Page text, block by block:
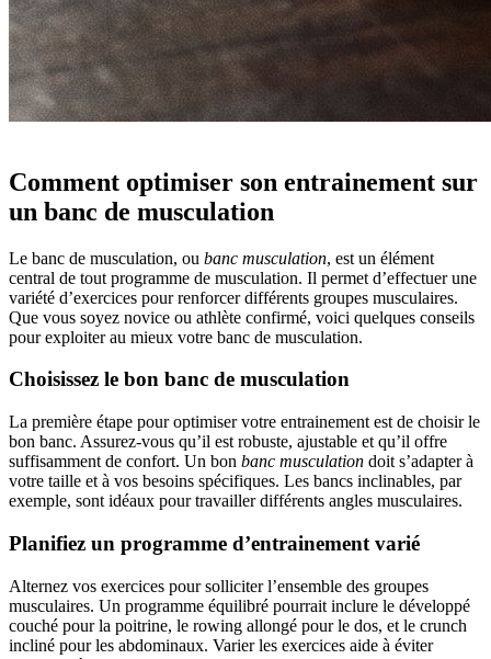
Comment optimiser son entrainement sur
un banc de musculation
Le banc de musculation, ou banc musculation, est un élément
central de tout programme de musculation. Il permet d’effectuer une
variété d’exercices pour renforcer différents groupes musculaires.
Que vous soyez novice ou athlète confirmé, voici quelques conseils
pour exploiter au mieux votre banc de musculation.
Choisissez le bon banc de musculation
La première étape pour optimiser votre entrainement est de choisir le
bon banc. Assurez-vous qu’il est robuste, ajustable et qu’il offre
suffisamment de confort. Un bon banc musculation doit s’adapter à
votre taille et à vos besoins spécifiques. Les bancs inclinables, par
exemple, sont idéaux pour travailler différents angles musculaires.
Planifiez un programme d’entrainement varié
Alternez vos exercices pour solliciter l’ensemble des groupes
musculaires. Un programme équilibré pourrait inclure le développé
couché pour la poitrine, le rowing allongé pour le dos, et le crunch
incliné pour les abdominaux. Varier les exercices aide à éviter